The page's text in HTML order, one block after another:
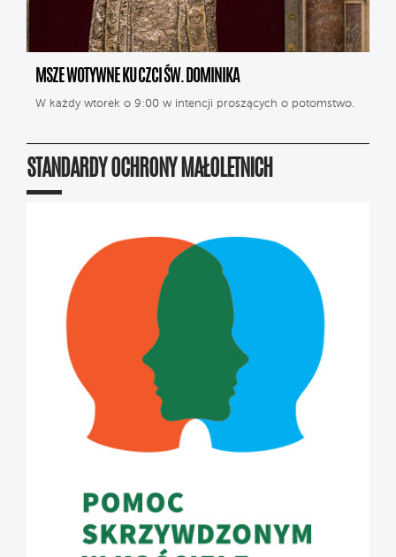
MSZE WOTYWNE KU CZCI ŚW. DOMINIKA
W każdy wtorek o 9:00 w intencji proszących o potomstwo.
STANDARDY OCHRONY MAŁOLETNICH